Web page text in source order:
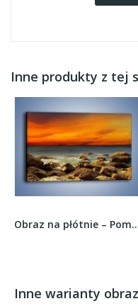
Inne produkty z tej
Obraz na płótnie –
Inne warianty